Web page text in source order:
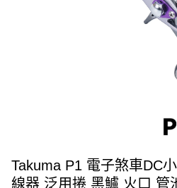
Takuma P1 電子煞車DC
線器 泛用捲 黑鱸 火口 管